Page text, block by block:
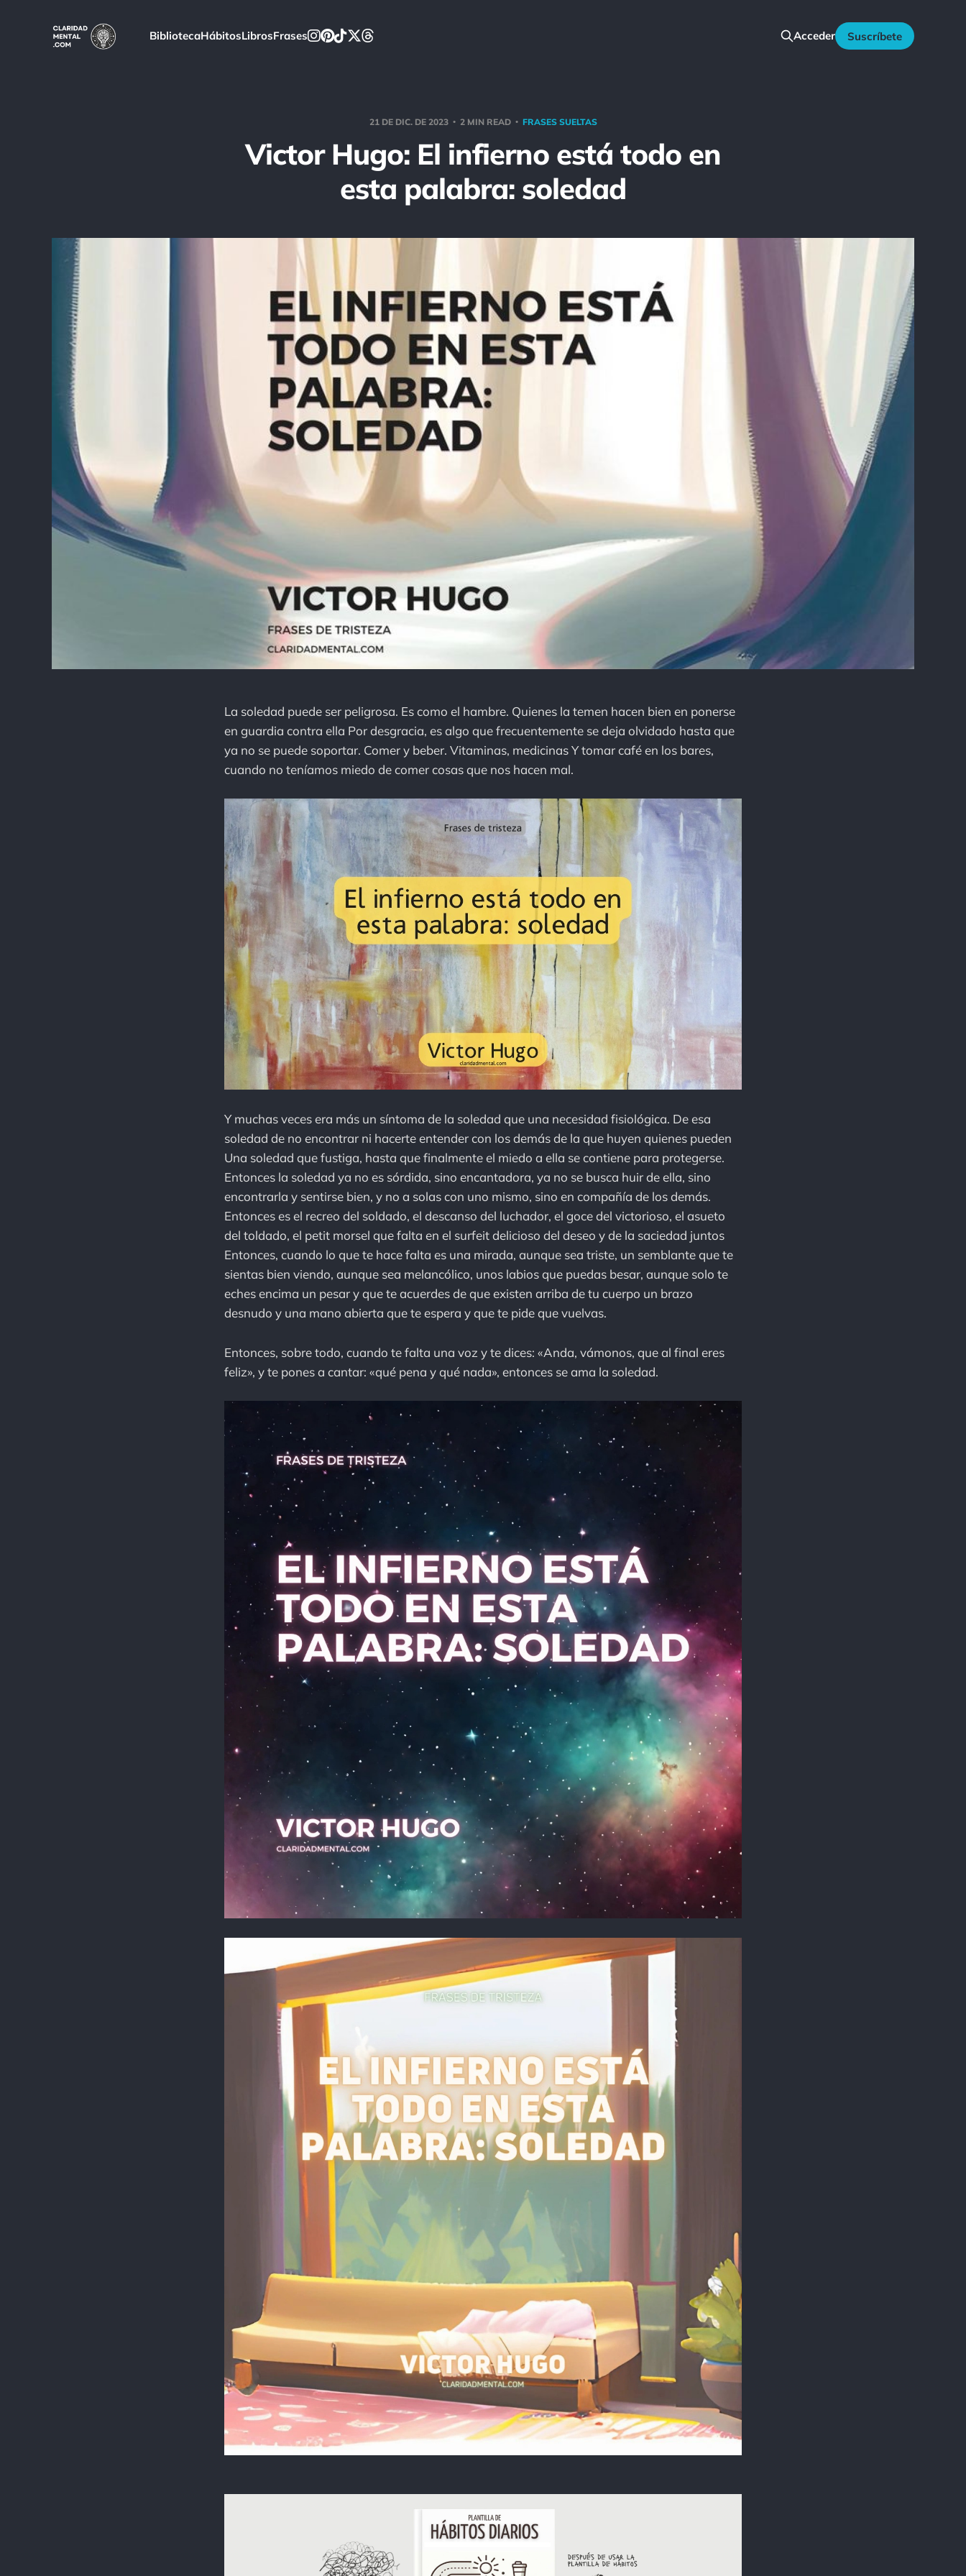
BibliotecaHábitosLibrosFrases Acceder Suscríbete
21 DE DIC. DE 2023 2 MIN READ FRASES SUELTAS
Victor Hugo: El infierno está todo en
esta palabra: soledad
La soledad puede ser peligrosa. Es como el hambre. Quienes la temen hacen bien en ponerse
en guardia contra ella Por desgracia, es algo que frecuentemente se deja olvidado hasta que
ya no se puede soportar. Comer y beber. Vitaminas, medicinas Y tomar café en los bares,
cuando no teníamos miedo de comer cosas que nos hacen mal.
Y muchas veces era más un síntoma de la soledad que una necesidad fisiológica. De esa
soledad de no encontrar ni hacerte entender con los demás de la que huyen quienes pueden
Una soledad que fustiga, hasta que finalmente el miedo a ella se contiene para protegerse.
Entonces la soledad ya no es sórdida, sino encantadora, ya no se busca huir de ella, sino
encontrarla y sentirse bien, y no a solas con uno mismo, sino en compañía de los demás.
Entonces es el recreo del soldado, el descanso del luchador, el goce del victorioso, el asueto
del toldado, el petit morsel que falta en el surfeit delicioso del deseo y de la saciedad juntos
Entonces, cuando lo que te hace falta es una mirada, aunque sea triste, un semblante que te
sientas bien viendo, aunque sea melancólico, unos labios que puedas besar, aunque solo te
eches encima un pesar y que te acuerdes de que existen arriba de tu cuerpo un brazo
desnudo y una mano abierta que te espera y que te pide que vuelvas.
Entonces, sobre todo, cuando te falta una voz y te dices: «Anda, vámonos, que al final eres
feliz», y te pones a cantar: «qué pena y qué nada», entonces se ama la soledad.